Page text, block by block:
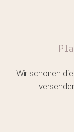
Wir schonen